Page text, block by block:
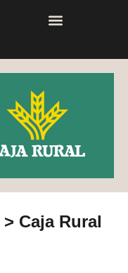
> Caja Rural